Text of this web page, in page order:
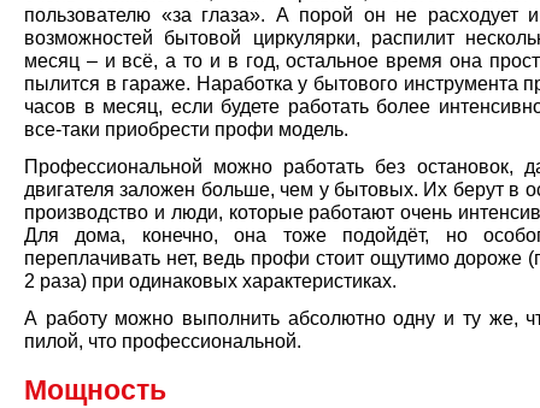
пользователю «за глаза». А порой он не расходует
возможностей бытовой циркулярки, распилит
месяц – и всё, а то и в год, остальное время она
пылится в гараже. Наработка у бытового инструмента
часов в месяц, если будете работать более
все-таки приобрести профи модель.
Профессиональной можно работать без остановок,
двигателя заложен больше, чем у бытовых. Их берут в
производство и люди, которые работают очень
Для дома, конечно, она тоже подойдёт, но
переплачивать нет, ведь профи стоит ощутимо дороже
2 раза) при одинаковых характеристиках.
А работу можно выполнить абсолютно одну и ту же,
пилой, что профессиональной.
Мощность